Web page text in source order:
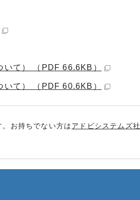
いて） （PDF 66.6KB）
いて） （PDF 60.6KB）
お持ちでない方はアドビシステムズ社